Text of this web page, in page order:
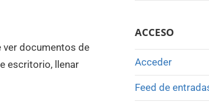
ver documentos de
escritorio, llenar
ACCESO
Acceder
Feed de